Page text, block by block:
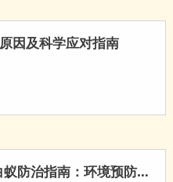
因及科学应对指南
2026年江南梅雨期白蚁防治指南：环境预防与科学灭治